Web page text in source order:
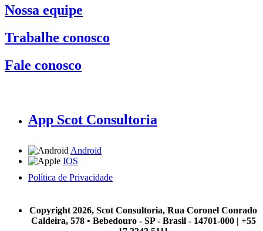
Nossa equipe
Trabalhe conosco
Fale conosco
App Scot Consultoria
Android
IOS
Política de Privacidade
Copyright 2026, Scot Consultoria, Rua Coronel Conrado
Caldeira, 578 • Bebedouro - SP - Brasil - 14701-000 | +55